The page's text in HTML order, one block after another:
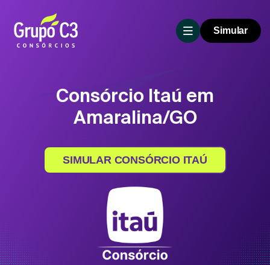
Simular
Consórcio Itaú em
Amaralina/GO
SIMULAR CONSÓRCIO ITAÚ